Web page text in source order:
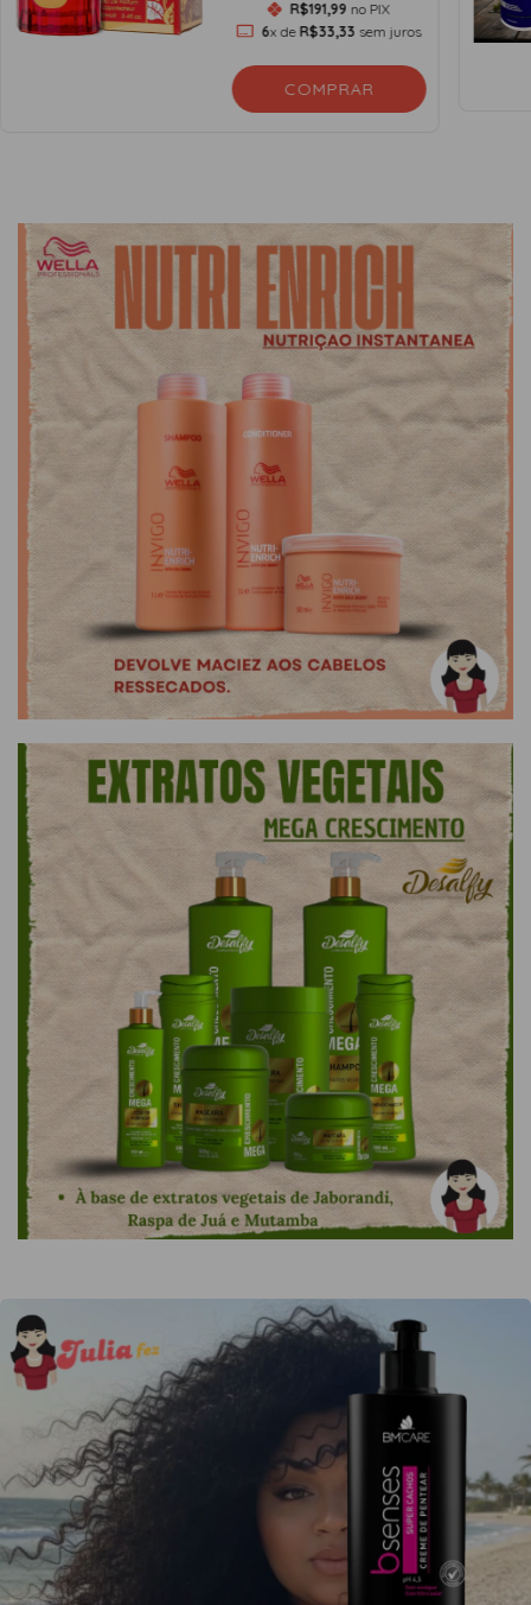
R$191,99 no PIX
6x de R$33,33 sem juros
COMPRAR